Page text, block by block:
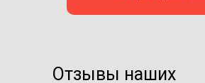
Отзывы наших